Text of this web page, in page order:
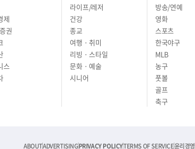
제
권
스
라이프/레저
건강
종교
여행 · 취미
리빙 · 스타일
문화 · 예술
시니어
방송/연예
영화
스포츠
한국야구
MLB
농구
풋볼
골프
축구
ABOUTADVERTISINGPRIVACY POLICYTERMS OF SERVICE윤리경영